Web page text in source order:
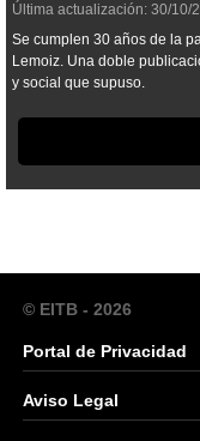
Última actualización: 30/10/
Se cumplen 30 años de la
Lemoiz. Una doble
y social que supuso.
© EITB - 2026
Portal de Privacidad
Aviso Legal